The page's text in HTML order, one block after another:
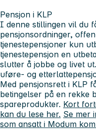
Pensjon i KLP
I denne stillingen vil du
pensjonsordninger,
tjenestepensjoner kun
tjenestepensjon en
slutter å jobbe og livet
uføre- og
Med pensjonsrett i KLP
betingelser på en rekke
spareprodukter. Kort
kan du lese her. Se mer
som ansatt i Modum